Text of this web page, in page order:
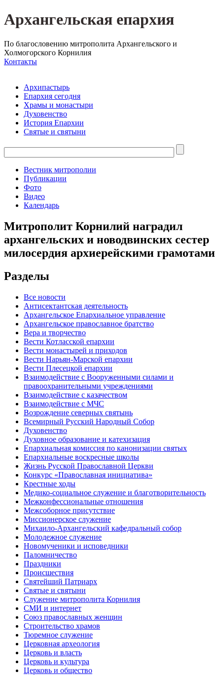
Архангельская епархия
По благословению митрополита Архангельского и
Холмогорского Корнилия
Контакты
Архипастырь
Епархия сегодня
Храмы и монастыри
Духовенство
История Епархии
Святые и святыни
Вестник митрополии
Публикации
Фото
Видео
Календарь
Митрополит Корнилий наградил
архангельских и новодвинских сестер
милосердия архиерейскими грамотами
Разделы
Все новости
Антисектантская деятельность
Архангельское Епархиальное управление
Архангельское православное братство
Вера и творчество
Вести Котласской епархии
Вести монастырей и приходов
Вести Нарьян-Марской епархии
Вести Плесецкой епархии
Взаимодействие с Вооруженными силами и
правоохранительными учреждениями
Взаимодействие с казачеством
Взаимодействие с МЧС
Возрождение северных святынь
Всемирный Русский Народный Собор
Духовенство
Духовное образование и катехизация
Епархиальная комиссия по канонизации святых
Епархиальные воскресные школы
Жизнь Русской Православной Церкви
Конкурс «Православная инициатива»
Крестные ходы
Медико-социальное служение и благотворительность
Межконфессиональные отношения
Межсоборное присутствие
Миссионерское служение
Михаило-Архангельский кафедральный собор
Молодежное служение
Новомученики и исповедники
Паломничество
Праздники
Происшествия
Святейший Патриарх
Святые и святыни
Служение митрополита Корнилия
СМИ и интернет
Союз православных женщин
Строительство храмов
Тюремное служение
Церковная археология
Церковь и власть
Церковь и культура
Церковь и общество